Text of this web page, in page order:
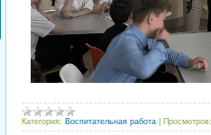
Категория: Воспитательная работа Просмотров: